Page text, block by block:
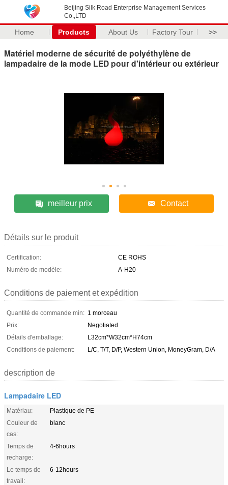
Beijing Silk Road Enterprise Management Services
Co.,LTD
Home Products About Us Factory Tour >>
Matériel moderne de sécurité de polyéthylène de
lampadaire de la mode LED pour d'intérieur ou extérieur
meilleur prix Contact
Détails sur le produit
Certification:
CE ROHS
Numéro de modèle:
A-H20
Conditions de paiement et expédition
Quantité de commande min: 1 morceau
Prix:
Negotiated
Détails d'emballage:
L32cm*W32cm*H74cm
Conditions de paiement:
L/C, T/T, D/P, Western Union, MoneyGram, D/A
description de
Lampadaire LED
Matériau:
Plastique de PE
Couleur de
cas:
blanc
Temps de
recharge:
4-6hours
Le temps de
travail:
6-12hours